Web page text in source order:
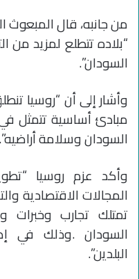
من جانبه، قال
“بلاده تتطلع لمزيد
السودان”.
وأشار إلى أن “روسيا
مبادئ أساسية تتمثل
السودان وسلامة أراضيه”.
وأكد عزم روسيا
المجالات الاقتصادية
تمتلك تجارب وخبرات
السودان .وذلك في
البلدين”.